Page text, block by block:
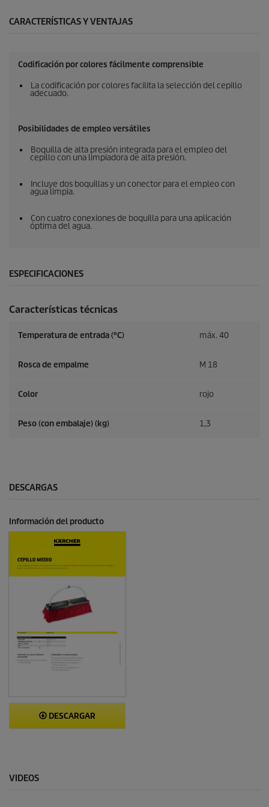
CARACTERÍSTICAS Y VENTAJAS
Codificación por colores fácilmente comprensible
La codificación por colores facilita la selección del cepillo
adecuado.
Posibilidades de empleo versátiles
Boquilla de alta presión integrada para el empleo del
cepillo con una limpiadora de alta presión.
Incluye dos boquillas y un conector para el empleo con
agua limpia.
Con cuatro conexiones de boquilla para una aplicación
óptima del agua.
ESPECIFICACIONES
Características técnicas
Temperatura de entrada (°C) máx. 40
Rosca de empalme M 18
Color rojo
Peso (con embalaje) (kg) 1,3
DESCARGAS
Información del producto
DESCARGAR
VIDEOS